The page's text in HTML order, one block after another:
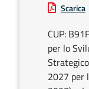
Scarica
CUP:
per lo
2027 per